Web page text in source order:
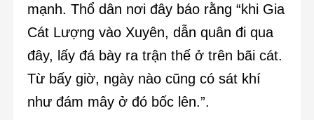
mạnh. Thổ dân nơi đây báo rằng “khi Gia
Cát Lượng vào Xuyên, dẫn quân đi qua
đây, lấy đá bày ra trận thế ở trên bãi cát.
Từ bấy giờ, ngày nào cũng có sát khí
như đám mây ở đó bốc lên.”.